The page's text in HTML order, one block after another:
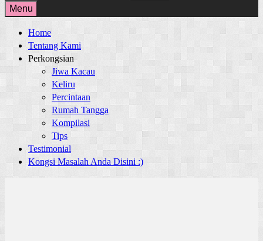
for:
Menu
Home
Tentang Kami
Perkongsian
Jiwa Kacau
Keliru
Percintaan
Rumah Tangga
Kompilasi
Tips
Testimonial
Kongsi Masalah Anda Disini :)